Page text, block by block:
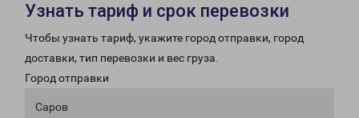
Узнать тариф и срок перевозки
Чтобы узнать тариф, укажите город отправки, город
доставки, тип перевозки и вес груза.
Город отправки
Саров